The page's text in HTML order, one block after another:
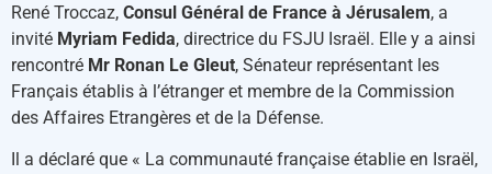
René Troccaz, Consul Général de France à Jérusalem, a
invité Myriam Fedida, directrice du FSJU Israël. Elle y a ainsi
rencontré Mr Ronan Le Gleut, Sénateur représentant les
Français établis à l’étranger et membre de la Commission
des Affaires Etrangères et de la Défense.
Il a déclaré que « La communauté française établie en Israël,